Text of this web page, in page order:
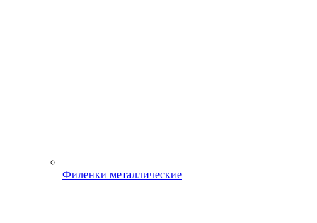
Филенки металлические